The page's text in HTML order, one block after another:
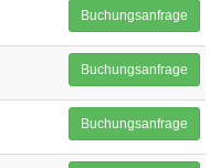
Buchungsanfrage
Buchungsanfrage
Buchungsanfrage